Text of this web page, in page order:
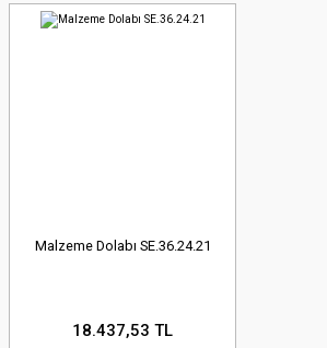
Malzeme Dolabı SE.36.24.21
18.437,53 TL